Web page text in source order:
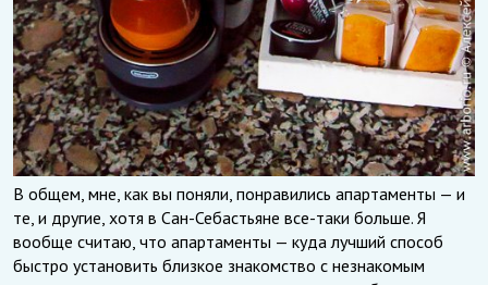
В общем, мне, как вы поняли, понравились апартаменты — и
те, и другие, хотя в Сан-Себастьяне все-таки больше. Я
вообще считаю, что апартаменты — куда лучший способ
быстро установить близкое знакомство с незнакомым